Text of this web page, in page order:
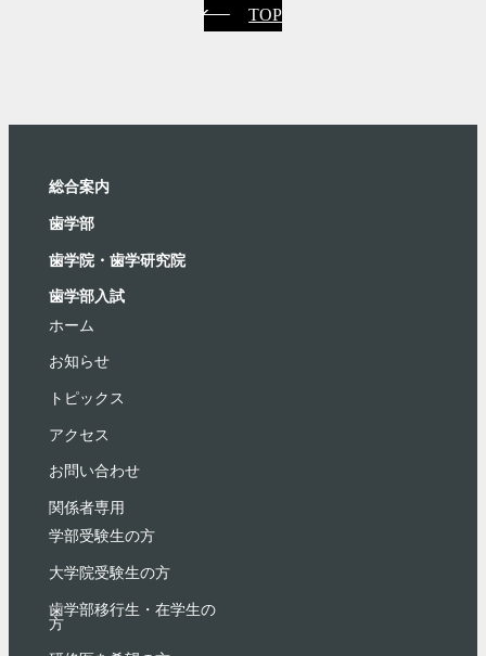
TOP
総合案内
⻭学部
歯学院・⻭学研究院
歯学部入試
ホーム
お知らせ
トピックス
アクセス
お問い合わせ
関係者専用
学部受験⽣の⽅
大学院受験生の方
歯学部移行生・在学⽣の
⽅